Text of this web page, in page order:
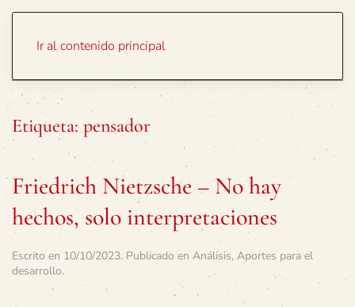
Ir al contenido principal
Etiqueta: pensador
Friedrich Nietzsche – No hay
hechos, solo interpretaciones
Escrito en 10/10/2023. Publicado en Análisis, Aportes para el
desarrollo.